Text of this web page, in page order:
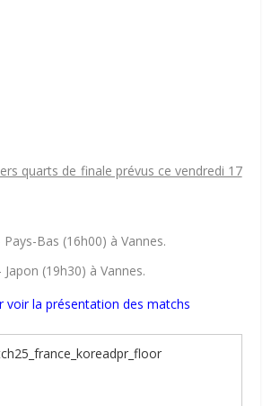
quarts de finale prévus ce vendredi 17
Bas (16h00) à Vannes.
(19h30) à Vannes.
voir la présentation des matchs